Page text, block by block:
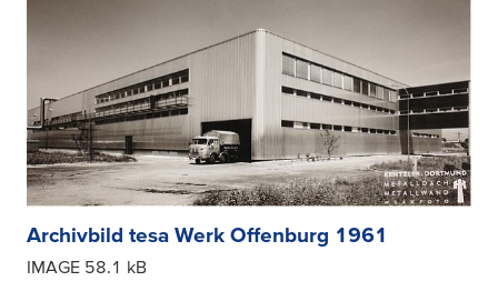
Archivbild tesa Werk Offenburg 1961
IMAGE 58.1 kB